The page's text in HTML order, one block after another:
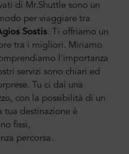
di Mr.Shuttle sono un
per viaggiare tra
Sostis.
Ti offriamo un
tra i migliori. Miriamo
l'importanza
servizi sono chiari ed
Tu ci dai una
con la possibilità di un
tua destinazione è
fissi,
percorsa.